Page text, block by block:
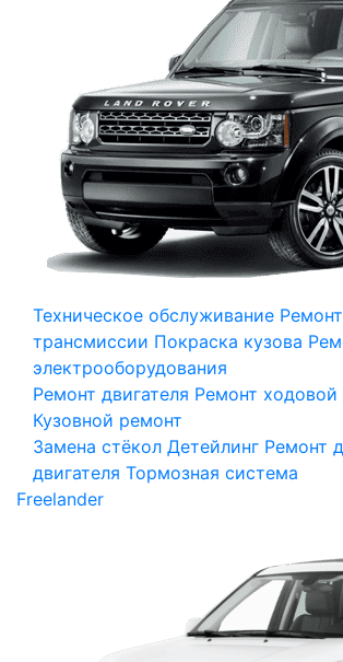
Техническое обслуживание Ремонт
трансмиссии Покраска кузова
электрооборудования
Ремонт двигателя Ремонт ходовой
Кузовной ремонт
Замена стёкол Детейлинг Ремонт
двигателя Тормозная система
Freelander